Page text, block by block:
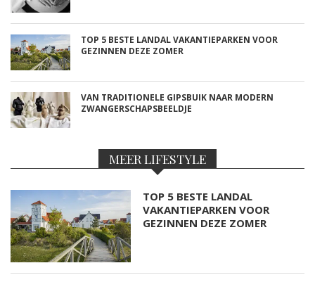
TOP 5 BESTE LANDAL VAKANTIEPARKEN VOOR
GEZINNEN DEZE ZOMER
VAN TRADITIONELE GIPSBUIK NAAR MODERN
ZWANGERSCHAPSBEELDJE
MEER LIFESTYLE
TOP 5 BESTE LANDAL
VAKANTIEPARKEN VOOR
GEZINNEN DEZE ZOMER